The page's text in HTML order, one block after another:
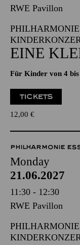
RWE Pavillon
EINE
Für Kinder von 4
TICKETS
12,00 €
PHILHARMONIE
Monday
21.06.2027
11:30 - 12:30
RWE Pavillon